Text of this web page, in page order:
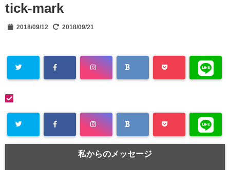
tick-mark
2018/09/12 2018/09/21
私からのメッセージ